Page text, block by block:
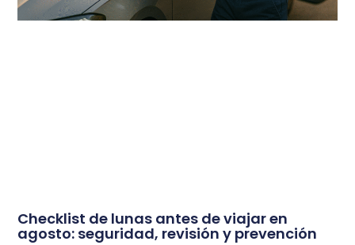
Checklist de lunas antes de viajar en
agosto: seguridad, revisión y prevención